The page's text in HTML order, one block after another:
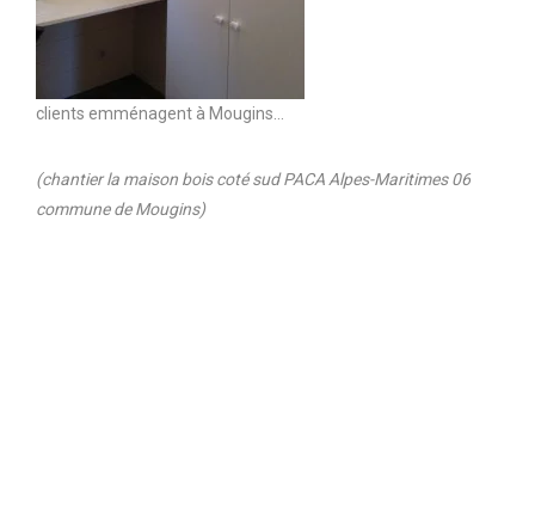
clients emménagent à Mougins…
(chantier la maison bois coté sud PACA Alpes-Maritimes 06
commune de Mougins)